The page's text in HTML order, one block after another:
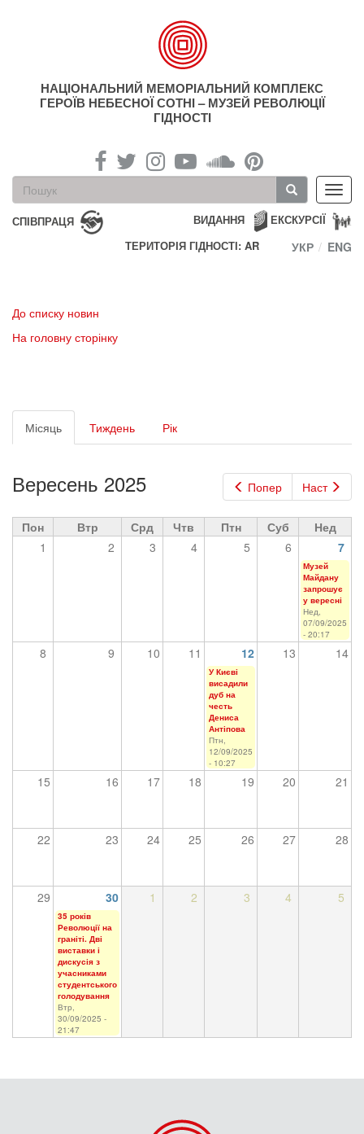
НАЦІОНАЛЬНИЙ МЕМОРІАЛЬНИЙ КОМПЛЕКС
ГЕРОЇВ НЕБЕСНОЇ СОТНІ – МУЗЕЙ РЕВОЛЮЦІЇ
ГІДНОСТІ
Пошукова
форма
Пошук
СПІВПРАЦЯ ЕКСКУРСІЇ
ВИДАННЯ
ТЕРИТОРІЯ ГІДНОСТІ: AR
УКР ENG
До списку новин
На головну сторінку
Первинні
вкладки
Місяць (активна
вкладка)
Тиждень Рік
Попер Наст
Вересень 2025
Пон Втр Срд Чтв Птн Суб
Нед
1
2 3 4 5 6 7
Музей
Майдану
запрошує
у вересні
Нед,
07/09/2025
- 20:17
8 9 10 11 12 13 14
У Києві
висадили
дуб на
честь
Дениса
Антіпова
Птн,
12/09/2025
- 10:27
15 16 17 18 19 20 21
22 23 24 25 26 27 28
29 30 1 2 3 4 5
35 років
Революції на
граніті. Дві
виставки і
дискусія з
учасниками
студентського
голодування
Втр,
30/09/2025 -
21:47